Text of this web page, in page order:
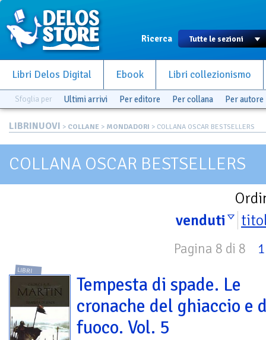
Ricerca
Libri Delos Digital Ebook Libri collezionismo
Sfoglia per Ultimi arrivi Per editore Per collana Per autore
LIBRINUOVI > COLLANE > MONDADORI > COLLANA OSCAR BESTSELLERS
COLLANA OSCAR BESTSELLERS
venduti
Pagina 8 di 8 1
LIBRI
Tempesta di spade. Le
cronache del ghiaccio e
fuoco. Vol. 5